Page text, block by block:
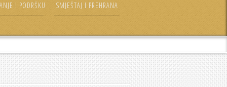
I PODRŠKU SMJEŠTAJ I PREHRANA